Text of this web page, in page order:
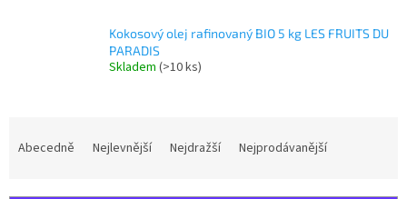
Kokosový olej rafinovaný BIO 5 kg LES FRUITS DU
PARADIS
Skladem (>10 ks)
Abecedně Nejlevnější Nejdražší Nejprodávanější